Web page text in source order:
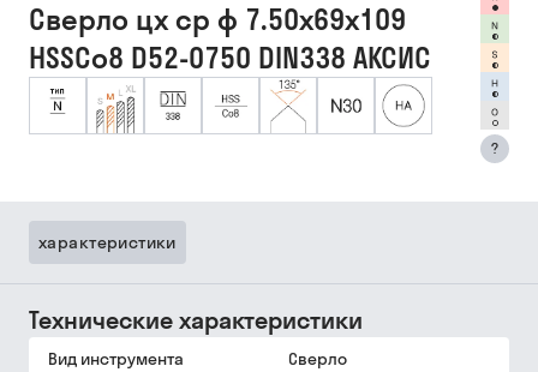
Сверло цх ср ф 7.50х69х109
HSSCo8 D52-0750 DIN338 АКСИС
?
характеристики
Технические характеристики
Вид инструмента Сверло